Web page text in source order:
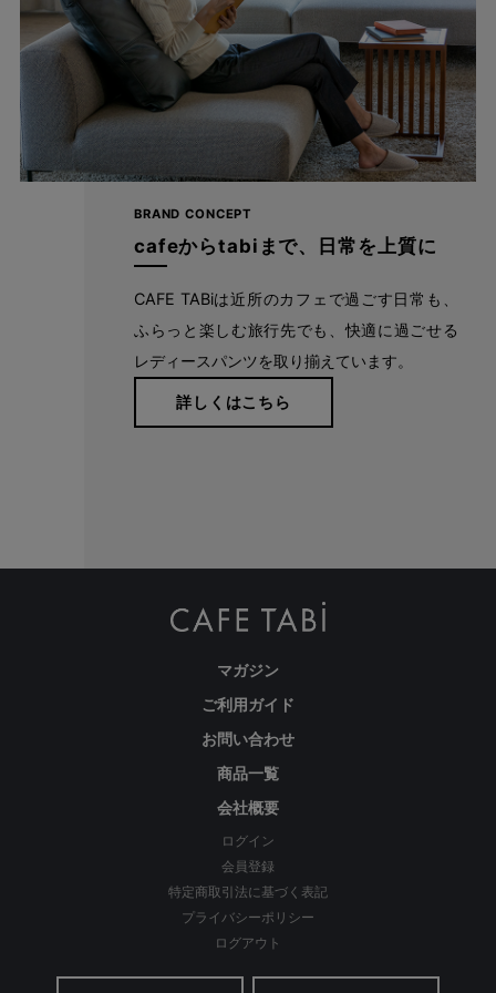
ほど良い光沢感が上品
レーヨン特有のなめらかさとのほど良い光沢感で、シンプルなシ
ルエットながらもカジュアル過ぎず、コーデがキレイめな印象
に。 キックバック性にも優れているので、膝の部分だけ生地が伸
ーンのカラーバリエーションは、深みがあり肌なじみバツグンで
BRAND CONCEPT
cafeからtabiまで、日常を上質に
CAFE TABiは近所のカフェで過ごす日常も、
ふらっと楽しむ旅行先でも、快適に過ごせる
レディースパンツを取り揃えています。
詳しくはこちら
マガジン
ご利用ガイド
お問い合わせ
商品一覧
会社概要
ログイン
会員登録
特定商取引法に基づく表記
プライバシーポリシー
ログアウト